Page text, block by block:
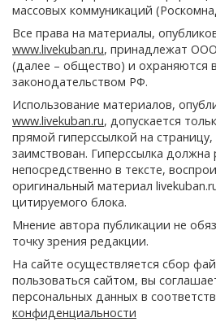
массовых коммуникаций
Все права на материалы,
www.livekuban.ru, принадлежат
(далее – общество) и охраняются
законодательством РФ.
Использование материалов,
www.livekuban.ru, допускается
прямой гиперссылкой на
заимствован. Гиперссылка должна
непосредственно в тексте,
оригинальный материал
цитируемого блока.
Мнение автора публикации не
точку зрения редакции.
На сайте осуществляется сбор
пользоваться сайтом, вы
персональных данных в
конфиденциальности